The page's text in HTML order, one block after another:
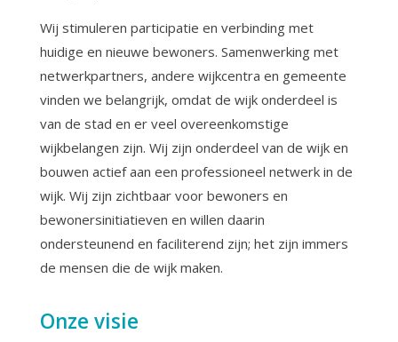
Wij stimuleren participatie en verbinding met
huidige en nieuwe bewoners. Samenwerking met
netwerkpartners, andere wijkcentra en gemeente
vinden we belangrijk, omdat de wijk onderdeel is
van de stad en er veel overeenkomstige
wijkbelangen zijn. Wij zijn onderdeel van de wijk en
bouwen actief aan een professioneel netwerk in de
wijk. Wij zijn zichtbaar voor bewoners en
bewonersinitiatieven en willen daarin
ondersteunend en faciliterend zijn; het zijn immers
de mensen die de wijk maken.
Onze visie